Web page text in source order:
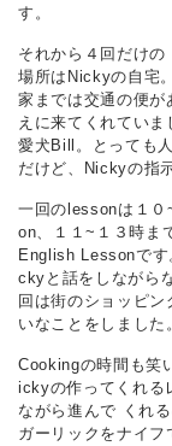
す。
それから４回だけ
場所はNickyの自宅
家までは交通の便
えに来てくれてい
愛犬Bill。とっても
だけど、Nickyの指
一回のlessonは１
on、１１~１３時ま
English Lessonで
ckyと話をしながら
回は街のショッピ
いなことをしました。
Cookingの時間も笑
ickyの作ってくれる
ながら進んで くれ
ガーリックをナイ